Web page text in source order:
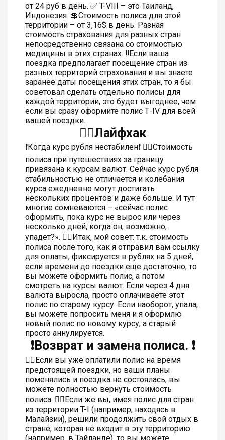
от 24 руб в день. ✅ T-VIII – это Таиланд,
Индонезия. 💲Стоимость полиса для этой
территории – от 3,16$ в день. Разная
стоимость страхования для разных стран
непосредственно связана со стоимостью
медицины в этих странах. ‼️Если ваша
поездка предполагает посещение стран из
разных территорий страхования и вы знаете
заранее даты посещения этих стран, то я бы
советовал сделать отдельно полисы для
каждой территории, это будет выгоднее, чем
если вы сразу оформите полис Т-IV для всей
вашей поездки.
👍🏼Лайфхак
❗️Когда курс рубля нестабилен❗️ 👆🏻Стоимость
полиса при путешествиях за границу
привязана к курсам валют. Сейчас курс рубля
стабильностью не отличается и колебания
курса ежедневно могут достигать
нескольких процентов и даже больше. И тут
многие сомневаются – «сейчас полис
оформить, пока курс не вырос или через
несколько дней, когда он, возможно,
упадет?». 👍🏼Итак, мой совет: т.к. стоимость
полиса после того, как я отправил вам ссылку
для оплаты, фиксируется в рублях на 5 дней,
если времени до поездки еще достаточно, то
вы можете оформить полис, а потом
смотреть на курсы валют. Если через 4 дня
валюта выросла, просто оплачиваете этот
полис по старому курсу. Если наоборот, упала,
вы можете попросить меня и я оформлю
новый полис по новому курсу, а старый
просто аннулируется.
❗️Возврат и замена полиса. ❗️
👆🏻Если вы уже оплатили полис на время
предстоящей поездки, но ваши планы
поменялись и поездка не состоялась, вы
можете полностью вернуть стоимость
полиса. 👆🏻Если же вы, имея полис для стран
из территории T-I (например, находясь в
Малайзии), решили продолжить свой отдых в
стране, которая не входит в эту территорию